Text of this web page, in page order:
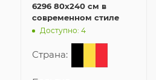
6296 80x240 см в
современном стиле
Доступно: 4
Страна: